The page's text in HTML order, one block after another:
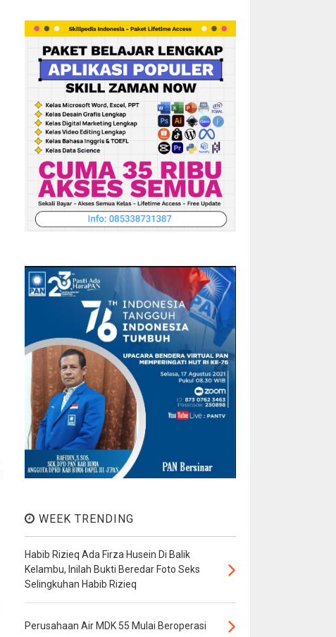
WEEK TRENDING
Habib Rizieq Ada Firza Husein Di Balik
Kelambu, Inilah Bukti Beredar Foto Seks
Selingkuhan Habib Rizieq
Perusahaan Air MDK 55 Mulai Beroperasi